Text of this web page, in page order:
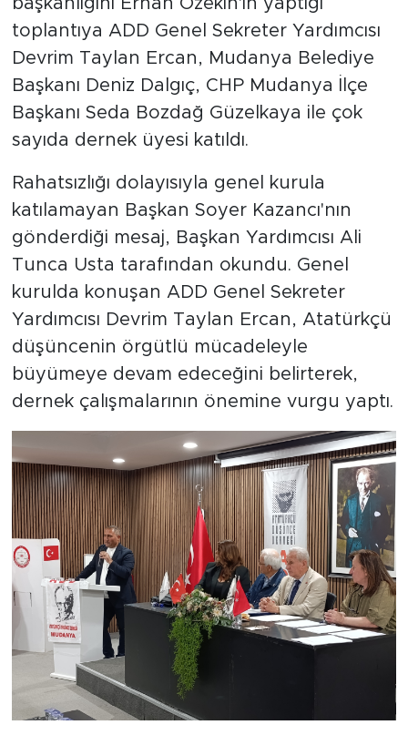
başkanlığını Erhan Özekin'in yaptığı
toplantıya ADD Genel Sekreter Yardımcısı
Devrim Taylan Ercan, Mudanya Belediye
Başkanı Deniz Dalgıç, CHP Mudanya İlçe
Başkanı Seda Bozdağ Güzelkaya ile çok
sayıda dernek üyesi katıldı.
Rahatsızlığı dolayısıyla genel kurula
katılamayan Başkan Soyer Kazancı'nın
gönderdiği mesaj, Başkan Yardımcısı Ali
Tunca Usta tarafından okundu. Genel
kurulda konuşan ADD Genel Sekreter
Yardımcısı Devrim Taylan Ercan, Atatürkçü
düşüncenin örgütlü mücadeleyle
büyümeye devam edeceğini belirterek,
dernek çalışmalarının önemine vurgu yaptı.